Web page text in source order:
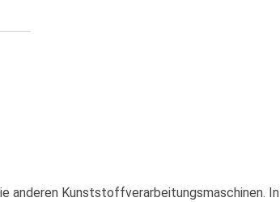
anderen Kunststoffverarbeitungsmaschinen. In